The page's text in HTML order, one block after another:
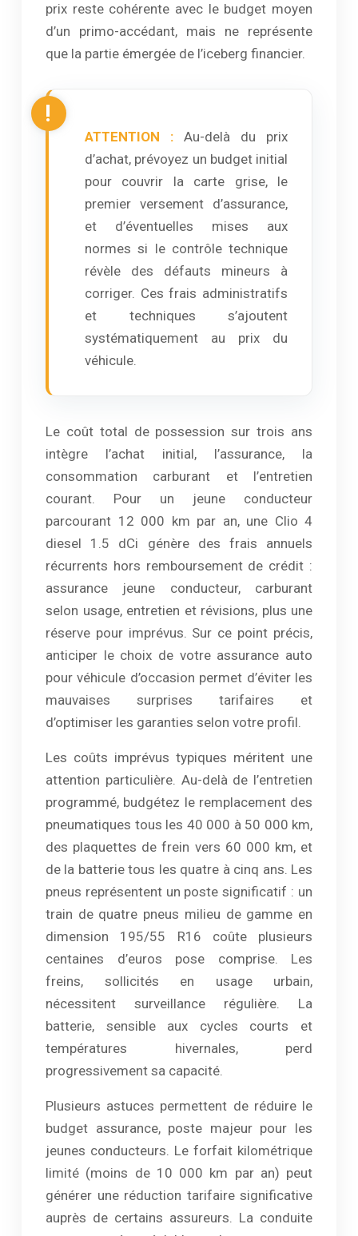
prix reste cohérente avec le budget moyen
d’un primo-accédant, mais ne représente
que la partie émergée de l’iceberg financier.
ATTENTION : Au-delà du prix
d’achat, prévoyez un budget initial
pour couvrir la carte grise, le
premier versement d’assurance,
et d’éventuelles mises aux
normes si le contrôle technique
révèle des défauts mineurs à
corriger. Ces frais administratifs
et techniques s’ajoutent
systématiquement au prix du
véhicule.
Le coût total de possession sur trois ans
intègre l’achat initial, l’assurance, la
consommation carburant et l’entretien
courant. Pour un jeune conducteur
parcourant 12 000 km par an, une Clio 4
diesel 1.5 dCi génère des frais annuels
récurrents hors remboursement de crédit :
assurance jeune conducteur, carburant
selon usage, entretien et révisions, plus une
réserve pour imprévus. Sur ce point précis,
anticiper le choix de votre assurance auto
pour véhicule d’occasion permet d’éviter les
mauvaises surprises tarifaires et
d’optimiser les garanties selon votre profil.
Les coûts imprévus typiques méritent une
attention particulière. Au-delà de l’entretien
programmé, budgétez le remplacement des
pneumatiques tous les 40 000 à 50 000 km,
des plaquettes de frein vers 60 000 km, et
de la batterie tous les quatre à cinq ans. Les
pneus représentent un poste significatif : un
train de quatre pneus milieu de gamme en
dimension 195/55 R16 coûte plusieurs
centaines d’euros pose comprise. Les
freins, sollicités en usage urbain,
nécessitent surveillance régulière. La
batterie, sensible aux cycles courts et
températures hivernales, perd
progressivement sa capacité.
Plusieurs astuces permettent de réduire le
budget assurance, poste majeur pour les
jeunes conducteurs. Le forfait kilométrique
limité (moins de 10 000 km par an) peut
générer une réduction tarifaire significative
auprès de certains assureurs. La conduite